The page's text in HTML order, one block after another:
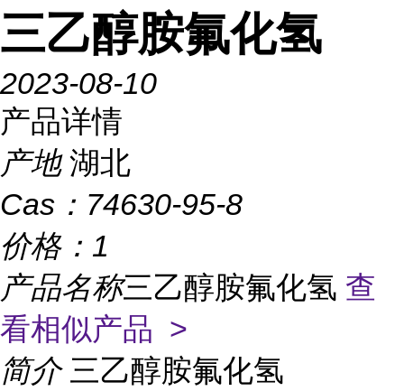
三乙醇胺氟化氢
2023-08-10
产品详情
产地 湖北
Cas： 74630-95-8
价格： 1
产品名称三乙醇胺氟化氢 查
看相似产品 >
简介 三乙醇胺氟化氢